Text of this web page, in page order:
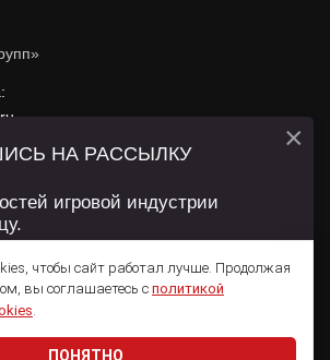
активная ссылка на
cookie, данные геолокации
вПолитике конфиденциальностии
.
чтобы сайт работал лучше. Продолжая
вы соглашаетесь с политикой
.
ПОНЯТНО
НА РАССЫЛКУ
игровой индустрии
×